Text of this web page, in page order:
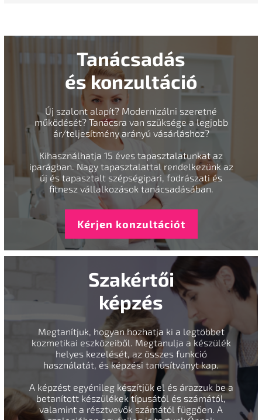
Tanácsadás
és konzultáció
Új szalont alapít? Modernizálni szeretné
működését? Tanácsra van szüksége a legjobb
ár/teljesítmény arányú vásárláshoz?
Kihasználhatja 15 éves tapasztalatunkat az
iparágban. Nagy tapasztalattal rendelkezünk az
új és tapasztalt szépségipari, fodrászati és
fitnesz vállalkozások tanácsadásában.
Kérjen konzultációt
Szakértői
képzés
Megtanítjuk, hogyan hozhatja ki a legtöbbet
kozmetikai eszközeiből. Megtanulja a készülék
helyes kezelését, az összes funkció
használatát, és képzési tanúsítványt kap.
A képzést egyénileg készítjük el és árazzuk be a
betanított készülékek típusától és számától,
valamint a résztvevők számától függően. A